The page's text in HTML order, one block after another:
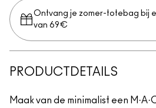
Ontvang je zomer-totebag bij
van 69€
PRODUCTDETAILS
Maak van de minimalist een